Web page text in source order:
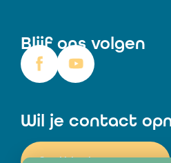
Blijf ons volgen
Wil je contact